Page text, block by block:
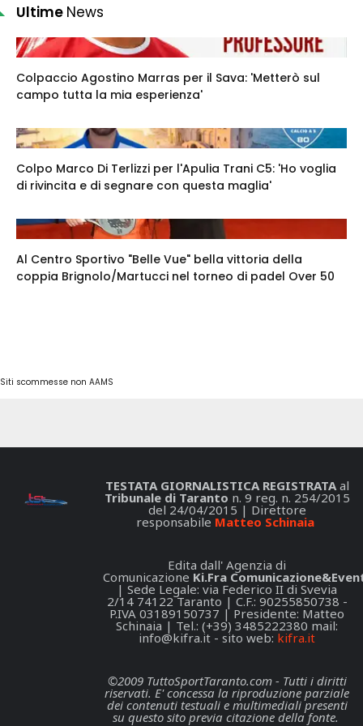
Ultime News
Colpaccio Agostino Marras per il Sava: 'Metterò sul
campo tutta la mia esperienza'
Colpo Marco Di Terlizzi per l'Apulia Trani C5: 'Ho voglia
di rivincita e di segnare con questa maglia'
Al Centro Sportivo "Belle Vue" bella vittoria della
coppia Brignolo/Martucci nel torneo di padel Over 50
Siti scommesse non AAMS
TESTATA GIORNALISTICA REGISTRATAal
Tribunale di Taranto n. 9 reg. n. 254/2015
del 24/04/2015 | Direttore
responsabile Matteo Schinaia
Edita dall' Agenzia di
Comunicazione Ki.Fra
| Sede Legale: via Federico II di Svevia
2/14 74122 Taranto | C.F.: 90255850738 -
P.IVA 03189150737 | Presidente: Matteo
Schinaia | Tel.: (+39) 3485222380 mail:
info@kifra.it - sito web: kifra.it
©2009 TuttoSportTaranto.com - Tutti i diritti
riservati. E' concessa la riproduzione parziale
dei contenuti testuali e multimediali presenti
su questo sito previa citazione della fonte.